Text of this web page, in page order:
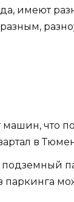
имеют
что
паркинга